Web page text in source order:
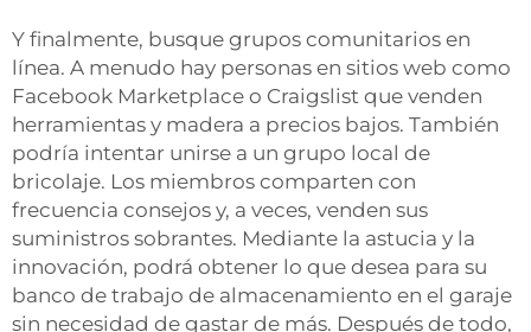
Y finalmente, busque grupos comunitarios en
línea. A menudo hay personas en sitios web como
Facebook Marketplace o Craigslist que venden
herramientas y madera a precios bajos. También
podría intentar unirse a un grupo local de
bricolaje. Los miembros comparten con
frecuencia consejos y, a veces, venden sus
suministros sobrantes. Mediante la astucia y la
innovación, podrá obtener lo que desea para su
banco de trabajo de almacenamiento en el garaje
sin necesidad de gastar de más. Después de todo,